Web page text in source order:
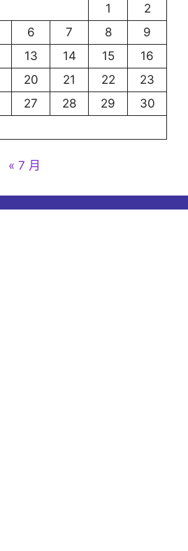
1
2
6 7 8
9
13 14 15
16
20 21 22
23
27 28 29
30
« 7 月